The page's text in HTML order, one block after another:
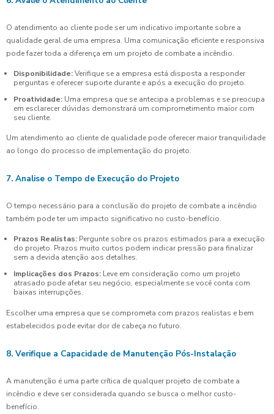
O atendimento ao cliente pode ser um indicativo importante sobre a
qualidade geral de uma empresa. Uma comunicação eficiente e responsiva
pode fazer toda a diferença em um projeto de combate a incêndio.
Disponibilidade:Verifique se a empresa está disposta a responder
perguntas e oferecer suporte durante e após a execução do projeto.
Proatividade: Uma empresa que se antecipa a problemas e se preocupa
em esclarecer dúvidas demonstrará um comprometimento maior com
seu cliente.
Um atendimento ao cliente de qualidade pode oferecer maior tranquilidade
ao longo do processo de implementação do projeto.
7. Analise o Tempo de Execução do Projeto
O tempo necessário para a conclusão do projeto de combate a incêndio
também pode ter um impacto significativo no custo-benefício.
Prazos Realistas: Pergunte sobre os prazos estimados para a execução
do projeto. Prazos muito curtos podem indicar pressão para finalizar
sem a devida atenção aos detalhes.
Implicações dos Prazos: Leve em consideração como um projeto
atrasado pode afetar seu negócio, especialmente se você conta com
baixas interrupções.
Escolher uma empresa que se comprometa com prazos realistas e bem
estabelecidos pode evitar dor de cabeça no futuro.
8. Verifique a Capacidade de Manutenção Pós-Instalação
A manutenção é uma parte crítica de qualquer projeto de combate a
incêndio e deve ser considerada quando se busca o melhor custo-
benefício.